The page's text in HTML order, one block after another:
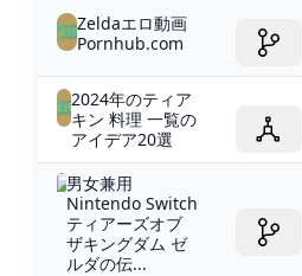
Zeldaエロ動画
Pornhub.com
2024年のティア
キン 料理 一覧の
アイデア20選
男女兼用
Nintendo Switch
ティアーズオブ
ザキングダム ゼ
ルダの伝...